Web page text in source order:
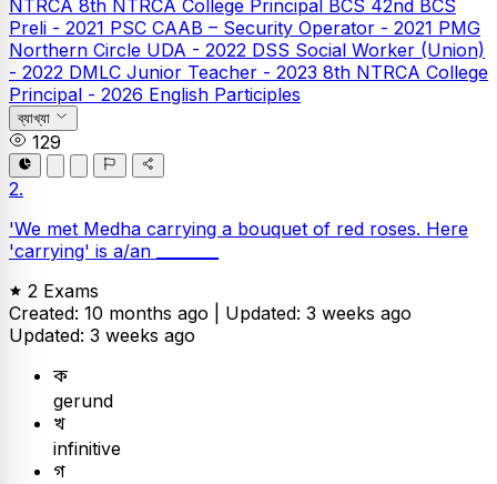
NTRCA 8th NTRCA College Principal BCS 42nd BCS
Preli - 2021 PSC CAAB – Security Operator - 2021 PMG
Northern Circle UDA - 2022 DSS Social Worker (Union)
- 2022 DMLC Junior Teacher - 2023 8th NTRCA College
Principal - 2026 English Participles
ব্যাখ্যা
129
2.
'We met Medha carrying a bouquet of red roses. Here
'carrying' is a/an ________
2 Exams
Created: 10 months ago | Updated: 3 weeks ago
Updated: 3 weeks ago
ক
gerund
খ
infinitive
গ